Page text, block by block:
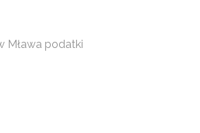
Mława podatki